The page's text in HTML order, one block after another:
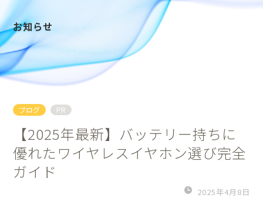
お知らせ
ブログ PR
【2025年最新】バッテリー持ちに
優れたワイヤレスイヤホン選び完全
ガイド
2025年4月8日